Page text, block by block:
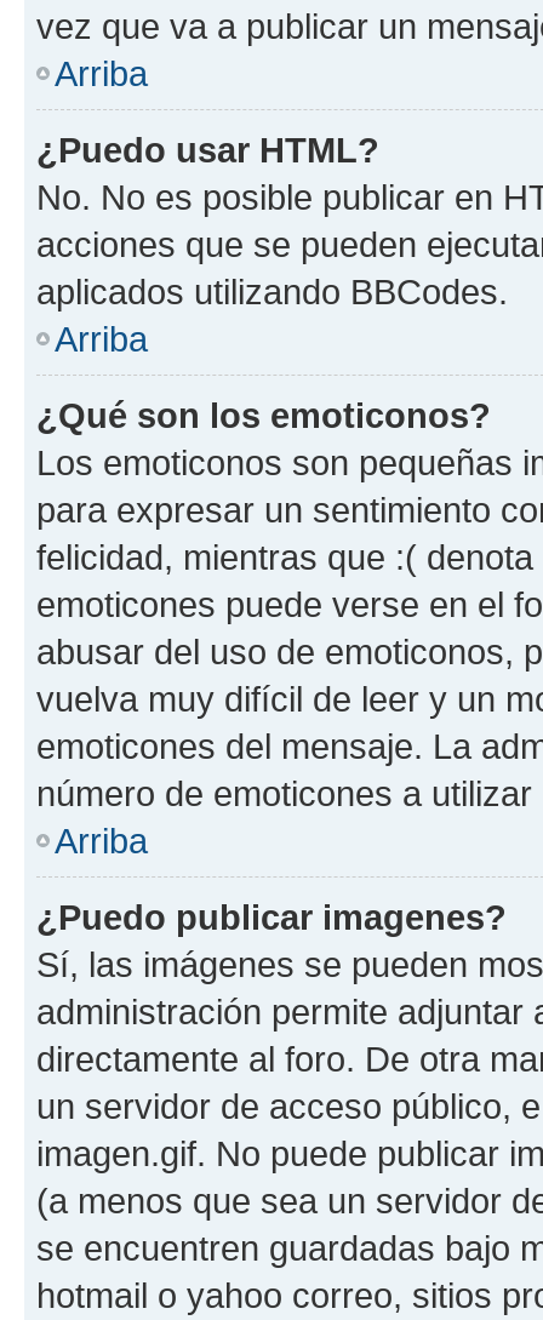
vez que va a publicar un
Arriba
¿Puedo usar HTML?
No. No es posible publicar en
acciones que se pueden
aplicados utilizando BBCodes.
Arriba
¿Qué son los emoticonos?
Los emoticonos son pequeñas
para expresar un sentimiento
felicidad, mientras que :(
emoticones puede verse en el
abusar del uso de emoticonos,
vuelva muy difícil de leer y un
emoticones del mensaje. La
número de emoticones a
Arriba
¿Puedo publicar imagenes?
Sí, las imágenes se pueden
administración permite
directamente al foro. De otra
un servidor de acceso público,
imagen.gif. No puede publicar
(a menos que sea un servidor
se encuentren guardadas bajo
hotmail o yahoo correo, sitios